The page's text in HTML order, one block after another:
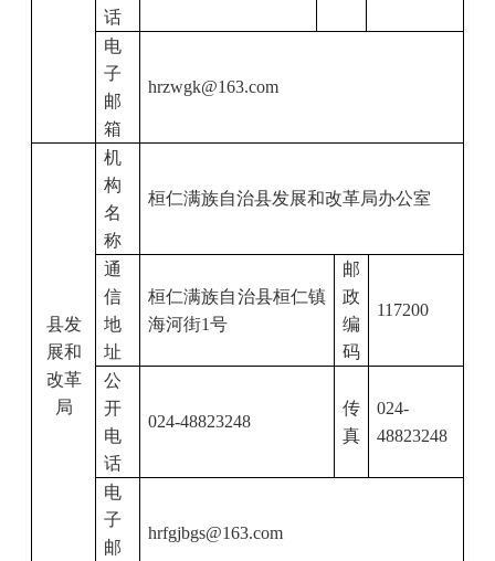
话
电
子
邮
箱
hrzwgk@163.com
县发
展和
改革
局
机
构
名
称
桓仁满族自治县发展和改革局办公室
通
信
地
址
桓仁满族自治县桓仁镇
海河街1号
邮
政
编
码
117200
公
开
电
话
024-48823248
传
真
024-
48823248
电
子
邮
hrfgjbgs@163.com